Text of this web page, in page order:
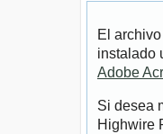
El
instalado
Adobe
Si desea
Highwire